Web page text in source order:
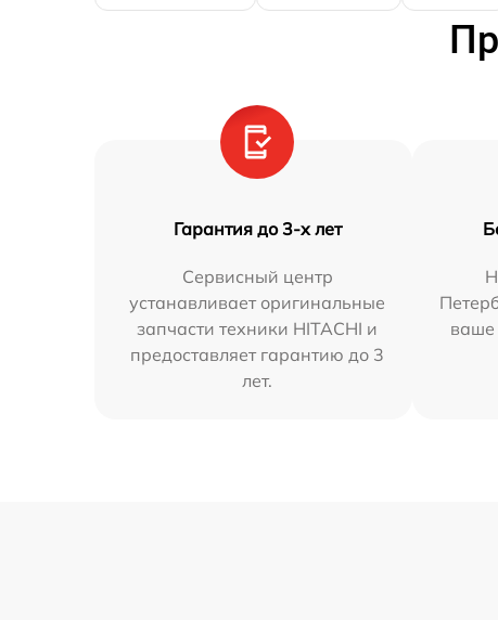
Гарантия до 3-х лет
Сервисный центр
устанавливает оригинальные
запчасти техники HITACHI и
предоставляет гарантию до 3
лет.
ваше